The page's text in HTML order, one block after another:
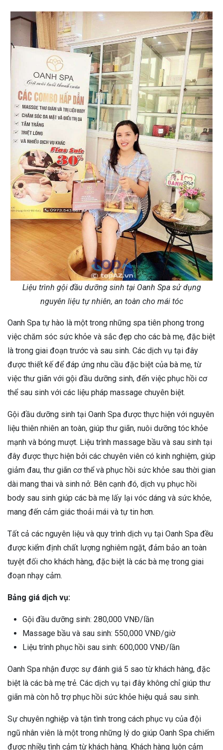
Liệu trình gội đầu dưỡng sinh tại Oanh Spa sử dụng
nguyên liệu tự nhiên, an toàn cho mái tóc
Oanh Spa tự hào là một trong những spa tiên phong trong
việc chăm sóc sức khỏe và sắc đẹp cho các bà mẹ, đặc biệt
là trong giai đoạn trước và sau sinh. Các dịch vụ tại đây
được thiết kế để đáp ứng nhu cầu đặc biệt của bà mẹ, từ
việc thư giãn với gội đầu dưỡng sinh, đến việc phục hồi cơ
thể sau sinh với các liệu pháp massage chuyên biệt.
Gội đầu dưỡng sinh tại Oanh Spa được thực hiện với nguyên
liệu thiên nhiên an toàn, giúp thư giãn, nuôi dưỡng tóc khỏe
mạnh và bóng mượt. Liệu trình massage bầu và sau sinh tại
đây được thực hiện bởi các chuyên viên có kinh nghiệm, giúp
giảm đau, thư giãn cơ thể và phục hồi sức khỏe sau thời gian
dài mang thai và sinh nở. Bên cạnh đó, dịch vụ phục hồi
body sau sinh giúp các bà mẹ lấy lại vóc dáng và sức khỏe,
mang đến cảm giác thoải mái và tự tin hơn.
Tất cả các nguyên liệu và quy trình dịch vụ tại Oanh Spa đều
được kiểm định chất lượng nghiêm ngặt, đảm bảo an toàn
tuyệt đối cho khách hàng, đặc biệt là các bà mẹ trong giai
đoạn nhạy cảm.
Bảng giá dịch vụ:
Gội đầu dưỡng sinh: 280,000 VNĐ/lần
Massage bầu và sau sinh: 550,000 VNĐ/giờ
Liệu trình phục hồi sau sinh: 600,000 VNĐ/lần
Oanh Spa nhận được sự đánh giá 5 sao từ khách hàng, đặc
biệt là các bà mẹ trẻ. Các dịch vụ tại đây không chỉ giúp thư
giãn mà còn hỗ trợ phục hồi sức khỏe hiệu quả sau sinh.
Sự chuyên nghiệp và tận tình trong cách phục vụ của đội
ngũ nhân viên là một trong những lý do giúp Oanh Spa chiếm
được nhiều tình cảm từ khách hàng. Khách hàng luôn cảm